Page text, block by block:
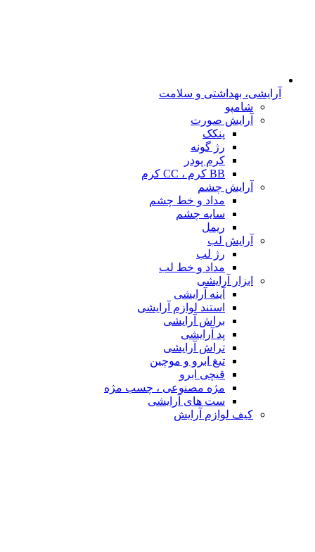
آرایشی، بهداشتی و سلامت
شامپو
آرایش صورت
پنکک
رژ گونه
کرم پودر
BB کرم ، CC کرم
آرایش چشم
مداد و خط چشم
سایه چشم
ریمل
آرایش لب
رژ لب
مداد و خط لب
ابزار آرایشی
آینه آرایشی
استند لوازم آرایشی
براش آرایشی
پد آرایشی
تراش آرایشی
تیغ ابرو و موچین
قیچی ابرو
مژه مصنوعی ، چسب مژه
ست های آرایشی
کیف لوازم آرایش